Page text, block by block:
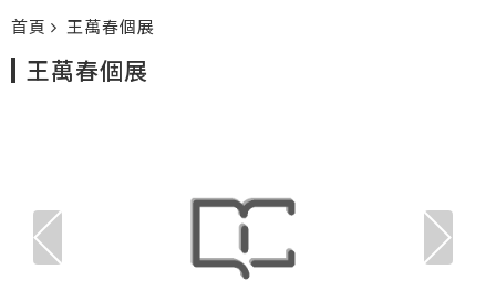
首頁 王萬春個展
王萬春個展